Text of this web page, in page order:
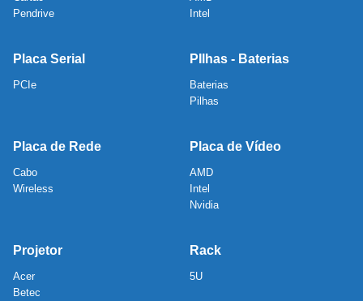
Pendrive
Intel
Placa Serial
PCIe
PIlhas - Baterias
Baterias
Pilhas
Placa de Rede
Cabo
Wireless
Placa de Vídeo
AMD
Intel
Nvidia
Projetor
Acer
Betec
Rack
5U